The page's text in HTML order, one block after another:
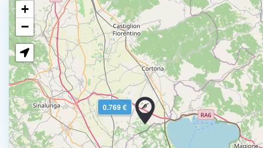
0.769 €
+
−